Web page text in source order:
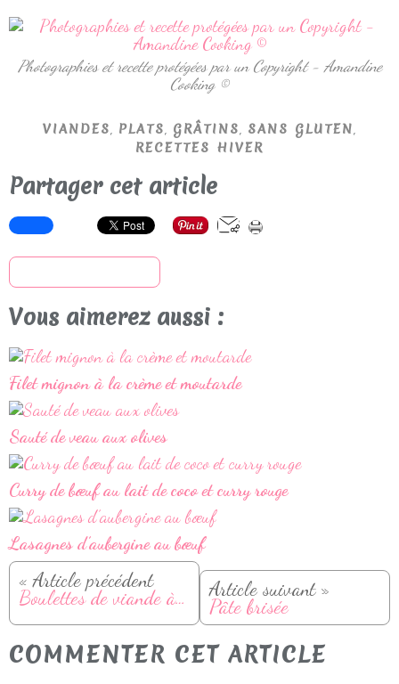
Photographies et recette protégées par un Copyright - Amandine
Cooking ©
VIANDES, PLATS, GRÂTINS, SANS GLUTEN,
RECETTES HIVER
Partager cet article
Vous aimerez aussi :
Filet mignon à la crème et moutarde
Sauté de veau aux olives
Curry de bœuf au lait de coco et curry rouge
Lasagnes d’aubergine au bœuf
« Article précédent
Boulettes de viande à la tomate Article suivant »
Pâte brisée
COMMENTER CET ARTICLE